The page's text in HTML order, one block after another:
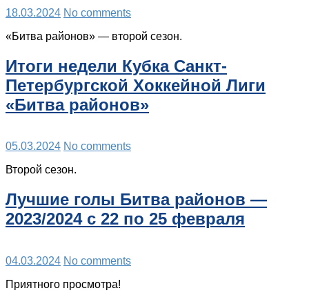
18.03.2024 No comments
«Битва районов» — второй сезон.
Итоги недели Кубка Санкт-
Петербургской Хоккейной Лиги
«Битва районов»
05.03.2024 No comments
Второй сезон.
Лучшие голы Битва районов —
2023/2024 с 22 по 25 февраля
04.03.2024 No comments
Приятного просмотра!